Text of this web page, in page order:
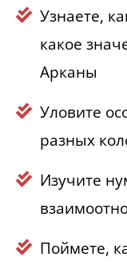
Узнаете,
какое
Арканы
Уловите
разных
Изучите
Поймете,